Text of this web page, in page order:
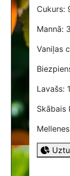
Cukurs:
Mannā:
Vaniļas
Lavašs:
Skābais